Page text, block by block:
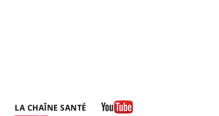
LA CHAÎNE SANTÉ